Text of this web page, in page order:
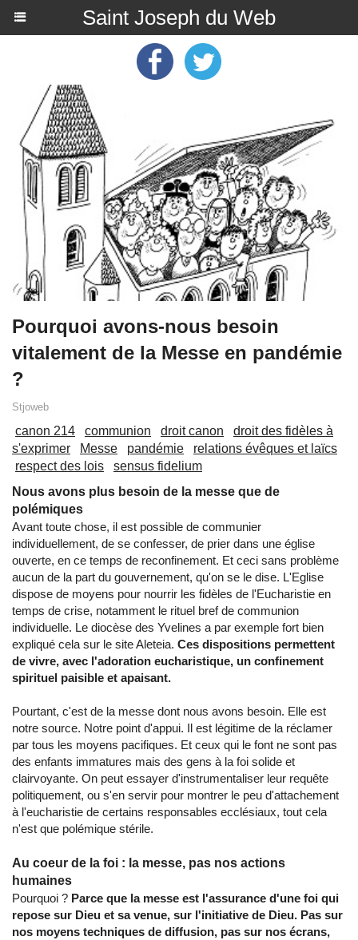
Saint Joseph du Web
Pourquoi avons-nous besoin
vitalement de la Messe en pandémie
?
Stjoweb
canon 214 communion droit canon
droit des fidèles à
s'exprimer
Messe pandémie
relations évêques et laïcs
respect des lois
sensus fidelium
Nous avons plus besoin de la messe que de
polémiques
Avant toute chose, il est possible de communier
individuellement, de se confesser, de prier dans une église
ouverte, en ce temps de reconfinement. Et ceci sans problème
aucun de la part du gouvernement, qu'on se le dise. L'Eglise
dispose de moyens pour nourrir les fidèles de l'Eucharistie en
temps de crise, notamment le rituel bref de communion
individuelle. Le diocèse des Yvelines a par exemple fort bien
expliqué cela sur le site Aleteia. Ces dispositions permettent
de vivre, avec l'adoration eucharistique, un confinement
spirituel paisible et apaisant.
Pourtant, c'est de la messe dont nous avons besoin. Elle est
notre source. Notre point d'appui. Il est légitime de la réclamer
par tous les moyens pacifiques. Et ceux qui le font ne sont pas
des enfants immatures mais des gens à la foi solide et
clairvoyante. On peut essayer d'instrumentaliser leur requête
politiquement, ou s'en servir pour montrer le peu d'attachement
à l'eucharistie de certains responsables ecclésiaux, tout cela
n'est que polémique stérile.
Au coeur de la foi : la messe, pas nos actions
humaines
Pourquoi ? Parce que la messe est l'assurance d'une foi qui
repose sur Dieu et sa venue, sur l'initiative de Dieu. Pas sur
nos moyens techniques de diffusion, pas sur nos écrans,